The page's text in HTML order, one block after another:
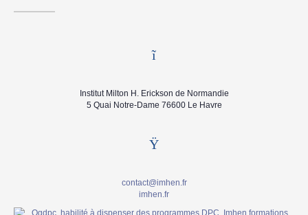
Institut Milton H. Erickson de Normandie
5 Quai Notre-Dame 76600 Le Havre
contact@imhen.fr
imhen.fr